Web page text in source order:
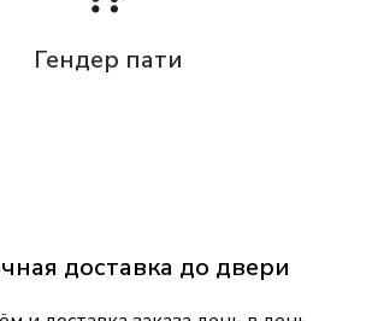
Гендер пати
доставка до двери